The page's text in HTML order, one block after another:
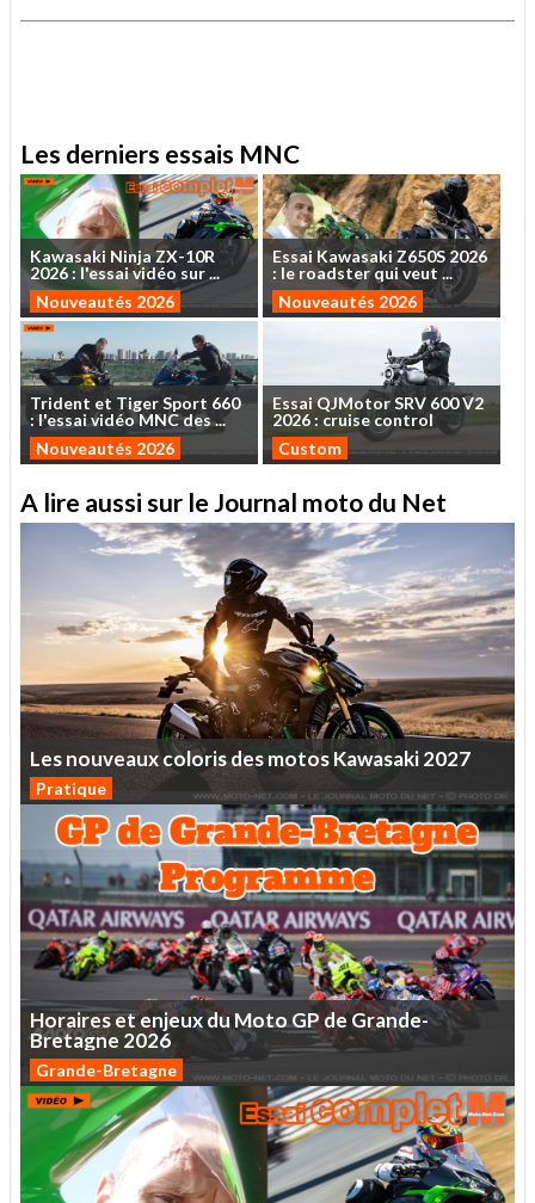
Les derniers essais MNC
Kawasaki NinjaZX-10R
2026: l'essaividéo sur...
Nouveautés 2026
Essai Kawasaki Z650S 2026
: le roadsterquiveut ...
Nouveautés 2026
Trident et TigerSport 660
: l'essaividéo MNCdes...
Nouveautés 2026
EssaiQJMotorSRV 600V2
2026 : cruise control
Custom
A lire aussi sur le Journal moto du Net
LesnouveauxcolorisdesmotosKawasaki2027
Pratique
HorairesetenjeuxduMotoGPdeGrande-
Bretagne 2026
Grande-Bretagne